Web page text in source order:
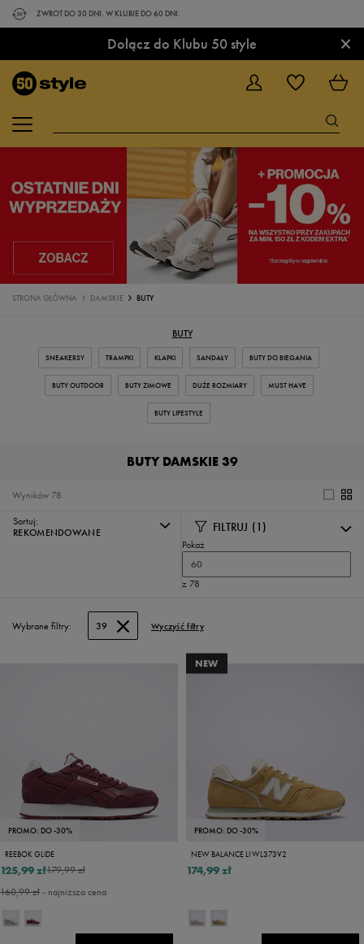
ZWROT DO 30 DNI. W KLUBIE DO 60 DNI.
Dołącz do Klubu 50 style ×
STRONA GŁÓWNA DAMSKIE BUTY
BUTY
SNEAKERSY TRAMPKI KLAPKI SANDAŁY BUTY DO BIEGANIA
BUTY OUTDOOR BUTY ZIMOWE DUŻE ROZMIARY MUST HAVE
BUTY LIFESTYLE
BUTY DAMSKIE 39
78
Wyników
Sortuj:
REKOMENDOWANE
FILTRUJ (1)
Pokaż
60
z 78
Wybrane filtry: 39 Wyczyść filtry
PROMO: DO -30%
REEBOK GLIDE
179,99 zł
125,99 zł
160,99 zł- najniższa cena
NEW
PROMO: DO -30%
NEW BALANCE LI WL373V2
174,99 zł